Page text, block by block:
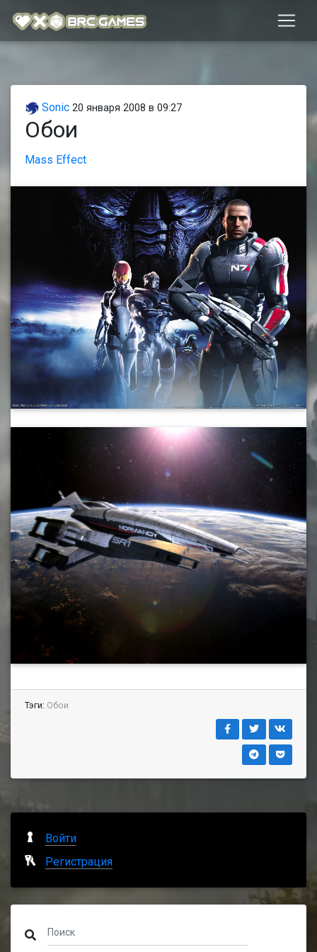
Sonic 20 января 2008 в 09:27
Обои
Mass Effect
Тэги: Обои
Войти
Регистрация